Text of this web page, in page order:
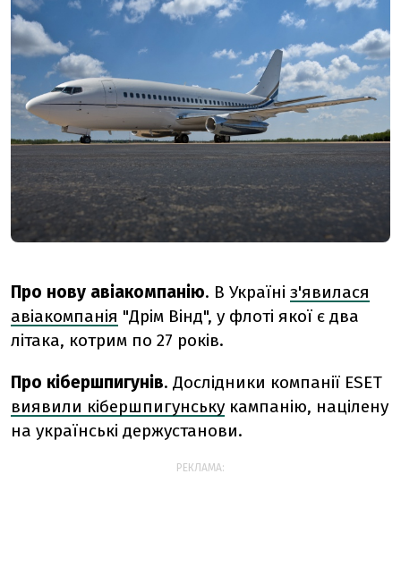
Про нову авіакомпанію. В Україні з'явилася
авіакомпанія "Дрім Вінд", у флоті якої є два
літака, котрим по 27 років.
Про кібершпигунів. Дослідники компанії ESET
виявили кібершпигунську кампанію, націлену
на українські держустанови.
РЕКЛАМА: